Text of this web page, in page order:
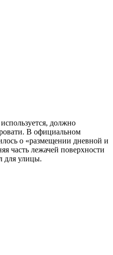
должно
В официальном
о «размещении дневной и
часть лежачей поверхности
для улицы.